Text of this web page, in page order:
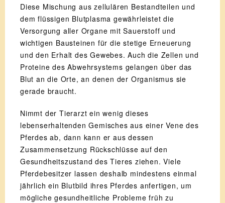
Diese Mischung aus zellulären Bestandteilen und
dem flüssigen Blutplasma gewährleistet die
Versorgung aller Organe mit Sauerstoff und
wichtigen Bausteinen für die stetige Erneuerung
und den Erhalt des Gewebes. Auch die Zellen und
Proteine des Abwehrsystems gelangen über das
Blut an die Orte, an denen der Organismus sie
gerade braucht.
Nimmt der Tierarzt ein wenig dieses
lebenserhaltenden Gemisches aus einer Vene des
Pferdes ab, dann kann er aus dessen
Zusammensetzung Rückschlüsse auf den
Gesundheitszustand des Tieres ziehen. Viele
Pferdebesitzer lassen deshalb mindestens einmal
jährlich ein Blutbild ihres Pferdes anfertigen, um
mögliche gesundheitliche Probleme früh zu